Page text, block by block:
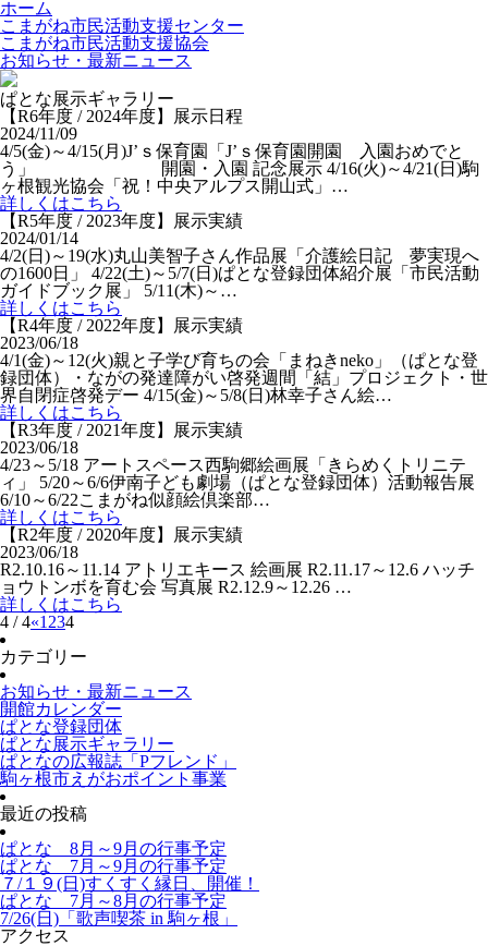
ホーム
こまがね市民活動支援センター
こまがね市民活動支援協会
お知らせ・最新ニュース
ぱとな展示ギャラリー
【R6年度 / 2024年度】展示日程
2024/11/09
4/5(金)～4/15(月)J’ｓ保育園「J’ｓ保育園開園 入園おめでと
う」 開園・入園 記念展示 4/16(火)～4/21(日)駒
ヶ根観光協会「祝！中央アルプス開山式」…
詳しくはこちら
【R5年度 / 2023年度】展示実績
2024/01/14
4/2(日)～19(水)丸山美智子さん作品展「介護絵日記 夢実現へ
の1600日」 4/22(土)～5/7(日)ぱとな登録団体紹介展「市民活動
ガイドブック展」 5/11(木)～…
詳しくはこちら
【R4年度 / 2022年度】展示実績
2023/06/18
4/1(金)～12(火)親と子学び育ちの会「まねきneko」（ぱとな登
録団体）・ながの発達障がい啓発週間「結」プロジェクト・世
界自閉症啓発デー 4/15(金)～5/8(日)林幸子さん絵…
詳しくはこちら
【R3年度 / 2021年度】展示実績
2023/06/18
4/23～5/18 アートスペース西駒郷絵画展「きらめくトリニテ
ィ」 5/20～6/6伊南子ども劇場（ぱとな登録団体）活動報告展
6/10～6/22こまがね似顔絵倶楽部…
詳しくはこちら
【R2年度 / 2020年度】展示実績
2023/06/18
R2.10.16～11.14 アトリエキース 絵画展 R2.11.17～12.6 ハッチ
ョウトンボを育む会 写真展 R2.12.9～12.26 …
詳しくはこちら
4 / 4«1 234
カテゴリー
お知らせ・最新ニュース
開館カレンダー
ぱとな登録団体
ぱとな展示ギャラリー
ぱとなの広報誌「Pフレンド」
駒ヶ根市えがおポイント事業
最近の投稿
ぱとな 8月～9月の行事予定
ぱとな 7月～9月の行事予定
７/１９(日)すくすく縁日、開催！
ぱとな 7月～8月の行事予定
7/26(日)「歌声喫茶 in 駒ヶ根」
アクセス